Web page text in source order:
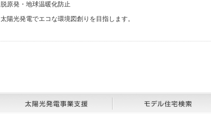
脱原発・地球温暖化防止
太陽光発電でエコな環境図創りを目指します。